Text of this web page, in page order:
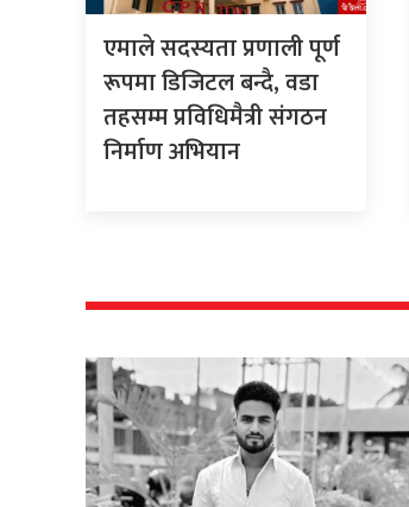
एमाले सदस्यता प्रणाली पूर्ण
रूपमा डिजिटल बन्दै, वडा
तहसम्म प्रविधिमैत्री संगठन
निर्माण अभियान